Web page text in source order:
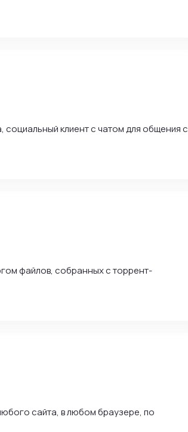
клиент с чатом для общения с
файлов, собранных с торрент-
сайта, в любом браузере, по